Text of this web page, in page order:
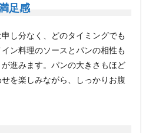
足感
し分なく、どのタイミングでも
ン料理のソースとパンの相性も
進みます。パンの大きさもほど
を楽しみながら、しっかりお腹